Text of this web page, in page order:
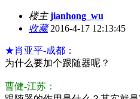
楼主 jianhong_wu
收藏2016-4-17 12:13:45
★肖亚平-成都：
为什么要加个跟随器呢？
曹健-江苏：